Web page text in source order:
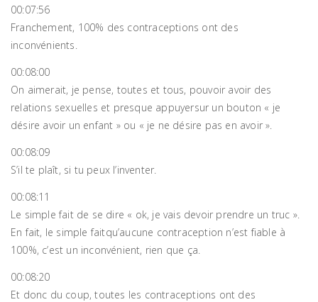
00:07:56
Franchement, 100% des contraceptions ont des
inconvénients.
00:08:00
On aimerait, je pense, toutes et tous, pouvoir avoir des
relations sexuelles et presque appuyersur un bouton « je
désire avoir un enfant » ou « je ne désire pas en avoir ».
00:08:09
S’il te plaît, si tu peux l’inventer.
00:08:11
Le simple fait de se dire « ok, je vais devoir prendre un truc ».
En fait, le simple faitqu’aucune contraception n’est fiable à
100%, c’est un inconvénient, rien que ça.
00:08:20
Et donc du coup, toutes les contraceptions ont des